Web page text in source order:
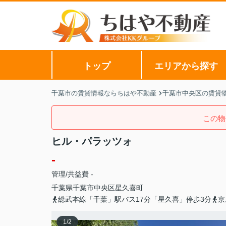
トップ エリアから探す
千葉市の賃貸情報ならちはや不動産 千葉市中央区の賃貸
この
ヒル・パラッツォ
-
管理/共益費 -
千葉県千葉市中央区星久喜町
総武本線「千葉」駅バス17分「星久喜」停歩3分
1/2